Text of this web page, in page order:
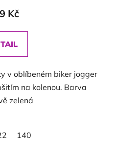
Kč
v oblíbeném biker jogger
na kolenou. Barva
zelená
140